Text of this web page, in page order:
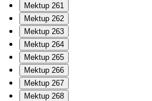
Mektup 261
Mektup 262
Mektup 263
Mektup 264
Mektup 265
Mektup 266
Mektup 267
Mektup 268